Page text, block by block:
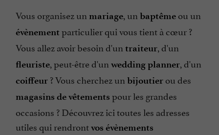
Vous organisez un mariage, un baptême ou un
évènement particulier qui vous tient à cœur ?
Vous allez avoir besoin d'un traiteur, d'un
fleuriste, peut-être d'un wedding planner, d'un
coiffeur ? Vous cherchez un bijoutier ou des
magasins de vêtements pour les grandes
occasions ? Découvrez ici toutes les adresses
utiles qui rendrontvos évènements